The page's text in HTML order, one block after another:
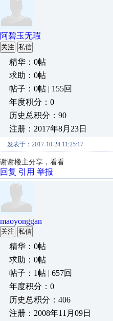
阿碧玉无瑕
关注 私信
精华：0帖
求助：0帖
帖子：0帖 | 155回
年度积分：0
历史总积分：90
注册：2017年8月23日
发表于：2017-10-24 11:25:17
谢谢楼主分享，看看
回复 引用 举报
maoyonggan
关注 私信
精华：0帖
求助：0帖
帖子：1帖 | 657回
年度积分：0
历史总积分：406
注册：2008年11月09日